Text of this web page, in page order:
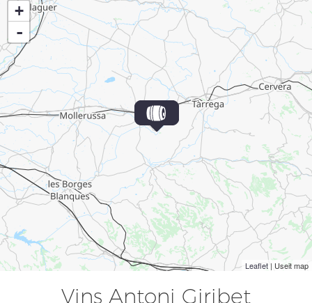
+
-
Leaflet | Useit map
Vins Antoni Giribet